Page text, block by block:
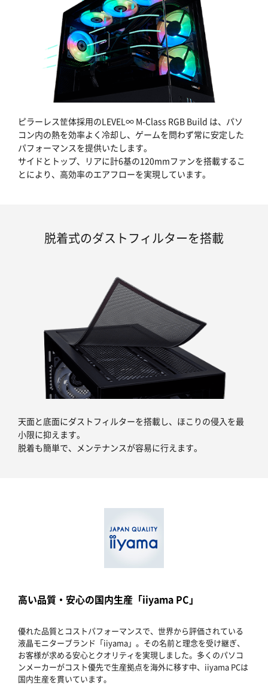
ピラーレス筐体採用のLEVEL∞ M-Class RGB Build は、パソ
コン内の熱を効率よく冷却し、ゲームを問わず常に安定した
パフォーマンスを提供いたします。
サイドとトップ、リアに計6基の120mmファンを搭載するこ
とにより、高効率のエアフローを実現しています。
脱着式のダストフィルターを搭載
天面と底面にダストフィルターを搭載し、ほこりの侵入を最
小限に抑えます。
脱着も簡単で、メンテナンスが容易に行えます。
高い品質・安心の国内生産「iiyama PC」
優れた品質とコストパフォーマンスで、世界から評価されている
液晶モニターブランド「iiyama」。その名前と理念を受け継ぎ、
お客様が求める安心とクオリティを実現しました。多くのパソコ
ンメーカーがコスト優先で生産拠点を海外に移す中、iiyama PCは
国内生産を貫いています。